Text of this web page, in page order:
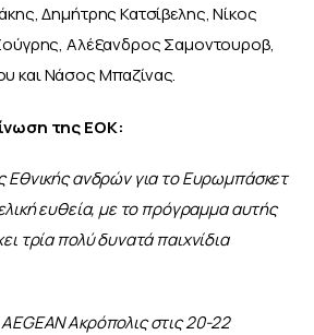
Δημήτρης Κατσίβελης, Νίκος
Αλέξανδρος Σαμοντουροβ,
και Νάσος Μπαζίνας.
της ΕΟΚ:
Εθνικής ανδρών για το Ευρωμπάσκετ
ευθεία, με το πρόγραμμα αυτής
τρία πολύ δυνατά παιχνίδια
Ακρόπολις στις 20-22